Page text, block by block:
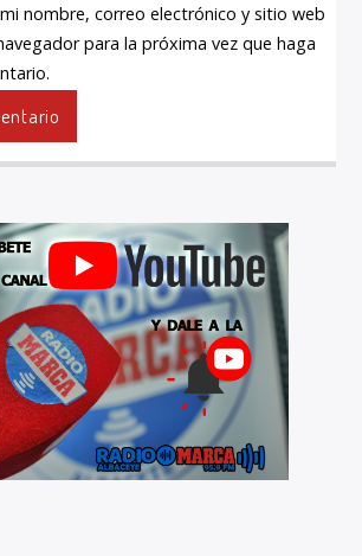
nombre, correo electrónico y sitio web
para la próxima vez que haga